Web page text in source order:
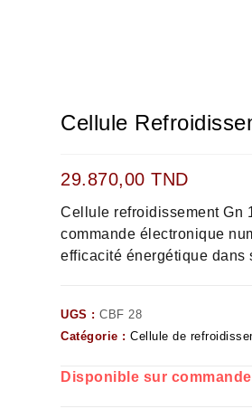
Cellule
29.870,00TND
Cellule refroidissement Gn
commande électronique
efficacité énergétique dans
UGS :CBF 28
Catégorie :Cellule de
Disponible sur commande